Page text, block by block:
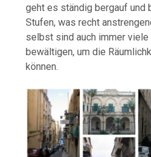
geht es ständig bergauf und
Stufen, was recht
selbst sind auch immer viele
bewältigen, um die
können.